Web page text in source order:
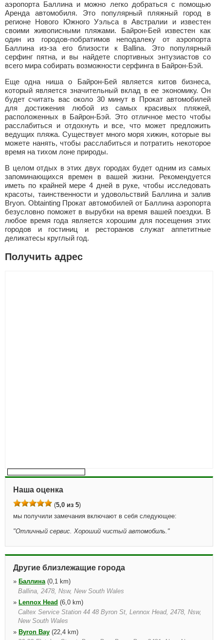
аэропорта Баллина и можно легко добраться с помощью
Аренда автомобиля. Это популярный пляжный город в
регионе Нового Южного Уэльса в Австралии и известен
своими живописными пляжами. Байрон-Бей известен как
один из городов-побратимов неподалеку от аэропорта
Баллина из-за его близости к Ballina. Это популярный
серфинг пятна, и вы найдете спортивных энтузиастов со
всего мира собирать возможности серфинга в Байрон-Бэй.
Еще одна ниша о Байрон-Бей является китов бизнеса,
который является значительный вклад в ее экономику. Он
будет считать вас около 30 минут в Прокат автомобилей
для достижения любой из самых красивых пляжей,
расположенных в Байрон-Бэй. Это отличное место чтобы
расслабиться и отдохнуть и все, что может предложить
ведущих пляжа. Существует много моря хижин, которые вы
можете нанять, чтобы расслабиться и потратить некоторое
время на тихом лоне природы.
В целом отдых в этих двух городах будет одним из самых
запоминающихся времен в вашей жизни. Рекомендуется
иметь по крайней мере 4 дней в руке, чтобы исследовать
красоты, таинственности и удовольствий Баллина и залив
Bryon. Obtainting Прокат автомобилей от Баллина аэропорта
безусловно поможет в вырубки на время вашей поездки. В
любое время года является хорошим для посещения этих
городов и гостиниц и ресторанов служат аппетитные
деликатесы круглый год.
Получить адрес
Наша оценка
(5,0 из 5)
мы получили замечания включают в себя следующее:
"Отличный сервис. Хороший чистый автомобиль. "
Другие близлежащие города
» Баллина(0,1 km)
Ballina, 2478, Nsw, New South Wales
» Lennox Head (6,0 km)
Caltex Service Station 44 48 Byron St, Lennox Head, 2478, Nsw,
New South Wales
» Byron Bay (22,4 km)